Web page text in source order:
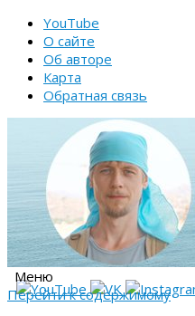
YouTube
О сайте
Об авторе
Карта
Обратная связь
Меню
Перейти к содержимому